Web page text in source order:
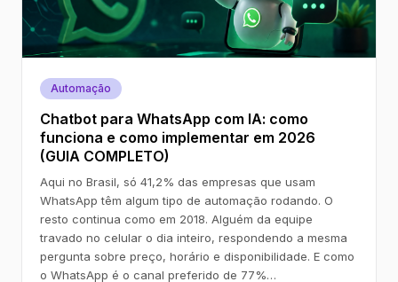
Automação
Chatbot para WhatsApp com IA: como
funciona e como implementar em 2026
(GUIA COMPLETO)
Aqui no Brasil, só 41,2% das empresas que usam
WhatsApp têm algum tipo de automação rodando. O
resto continua como em 2018. Alguém da equipe
travado no celular o dia inteiro, respondendo a mesma
pergunta sobre preço, horário e disponibilidade. E como
o WhatsApp é o canal preferido de 77%…